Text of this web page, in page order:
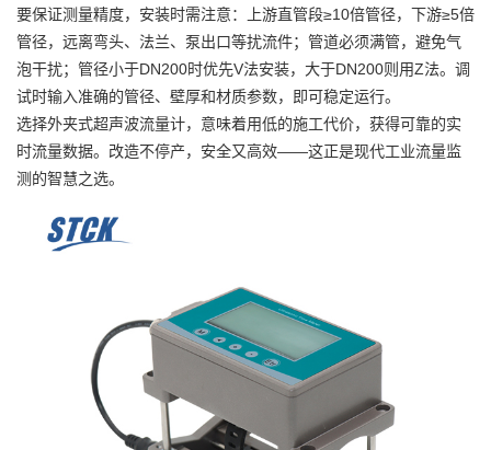
要保证测量精度，安装时需注意：上游直管段≥10倍管径，下游≥5倍
管径，远离弯头、法兰、泵出口等扰流件；管道必须满管，避免气
泡干扰；管径小于DN200时优先V法安装，大于DN200则用Z法。调
试时输入准确的管径、壁厚和材质参数，即可稳定运行。
选择外夹式超声波流量计，意味着用低的施工代价，获得可靠的实
时流量数据。改造不停产，安全又高效——这正是现代工业流量监
测的智慧之选。